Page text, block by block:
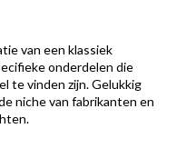
van een klassiek
onderdelen die
te vinden zijn. Gelukkig
niche van fabrikanten en